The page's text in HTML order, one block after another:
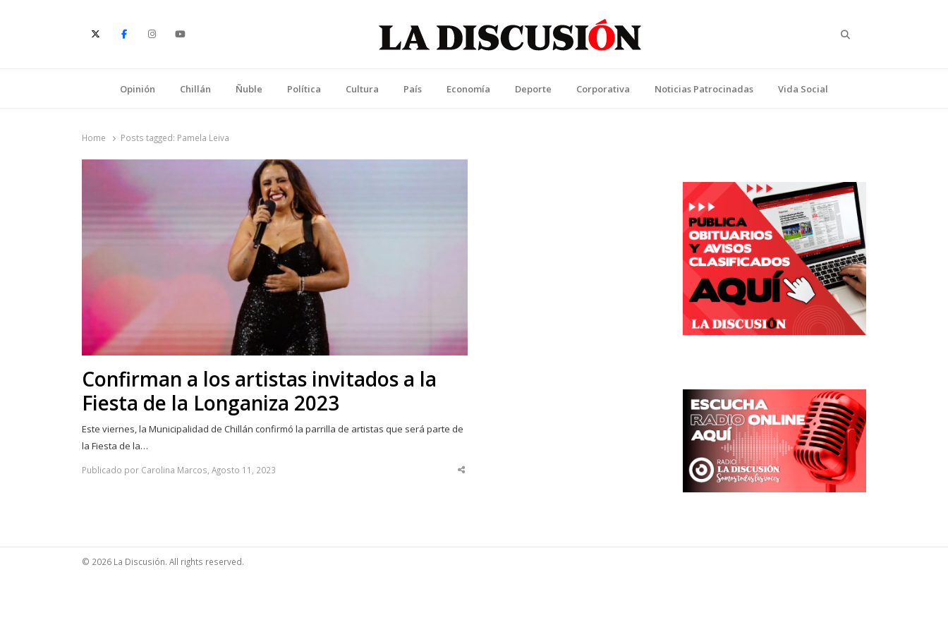
Opinión Chillán Ñuble Política Cultura País Economía Deporte Corporativa Noticias Patrocinadas Vida Social
Home Posts tagged: Pamela Leiva
Confirman a los artistas invitados a la
Fiesta de la Longaniza 2023
Este viernes, la Municipalidad de Chillán confirmó la parrilla de artistas que será parte de
la Fiesta de la…
Publicado por Carolina Marcos, Agosto 11, 2023
Share
© 2026 La Discusión. All rights reserved.